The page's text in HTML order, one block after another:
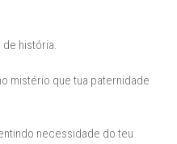
de história.
mistério que tua paternidade
necessidade do teu